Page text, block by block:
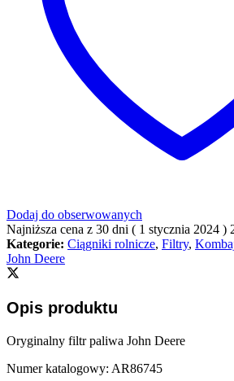
Dodaj do obserwowanych
Najniższa cena z 30 dni ( 1 stycznia 2024 )
Kategorie: Ciągniki rolnicze, Filtry,
John Deere
Opis produktu
Oryginalny filtr paliwa John Deere
Numer katalogowy: AR86745